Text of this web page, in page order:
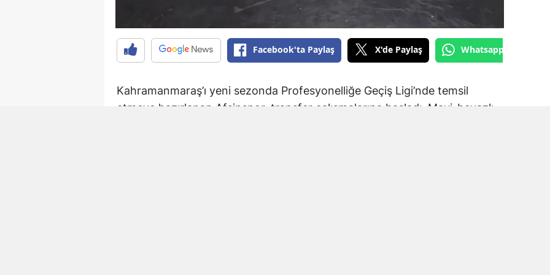
Facebook'ta Paylaş X'de Paylaş Whatsapp'tan
Kahramanmaraş’ı yeni sezonda Profesyonelliğe Geçiş Ligi’nde temsil
etmeye hazırlanan Afşinspor, transfer çalışmalarına başladı. Mavi-beyazlı